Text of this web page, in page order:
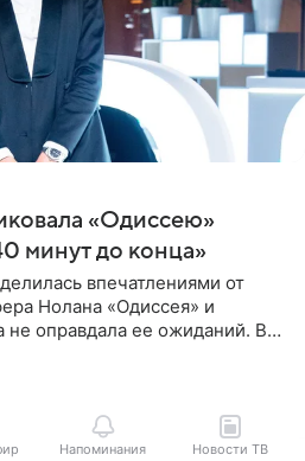
«Одиссею»
минут до конца»
впечатлениями от
Нолана «Одиссея» и
не оправдала ее ожиданий. В
Напоминания Новости ТВ